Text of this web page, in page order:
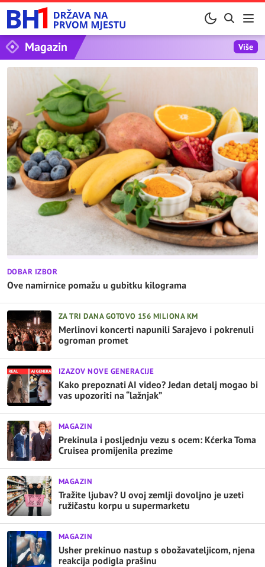
Magazin Više
DOBAR IZBOR
Ove namirnice pomažu u gubitku kilograma
ZA TRI DANA GOTOVO 156 MILIONA KM
Merlinovi koncerti napunili Sarajevo i pokrenuli
ogroman promet
IZAZOV NOVE GENERACIJE
Kako prepoznati AI video? Jedan detalj mogao bi
vas upozoriti na “lažnjak”
MAGAZIN
Prekinula i posljednju vezu s ocem: Kćerka Toma
Cruisea promijenila prezime
MAGAZIN
Tražite ljubav? U ovoj zemlji dovoljno je uzeti
ružičastu korpu u supermarketu
MAGAZIN
Usher prekinuo nastup s obožavateljicom, njena
reakcija podigla prašinu